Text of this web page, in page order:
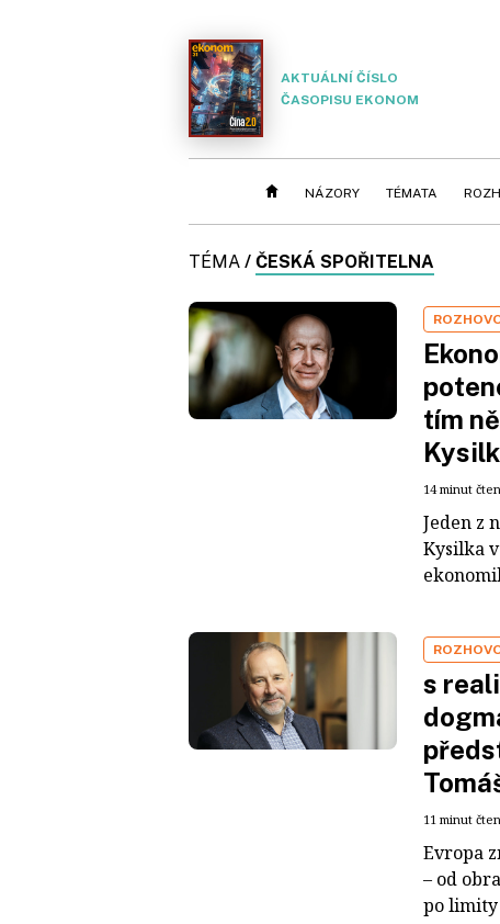
AKTUÁLNÍ ČÍSLO
ČASOPISU EKONOM
NÁZORY TÉMATA
TÉMA / ČESKÁ SPOŘITELNA
tím
14 minut
Jeden z
Kysilka
s
11 minut
Evropa
– od
po limity